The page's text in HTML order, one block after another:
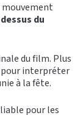
mouvement
du
du film. Plus
pour interpréter
à la fête.
pour les